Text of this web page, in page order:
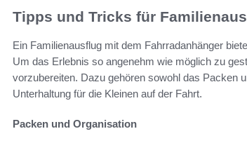
Tipps und Tricks für
Ein Familienausflug mit dem Fahrradanhänger
Um das Erlebnis so angenehm wie möglich zu
vorzubereiten. Dazu gehören sowohl das Packen
Unterhaltung für die Kleinen auf der Fahrt.
Packen und Organisation